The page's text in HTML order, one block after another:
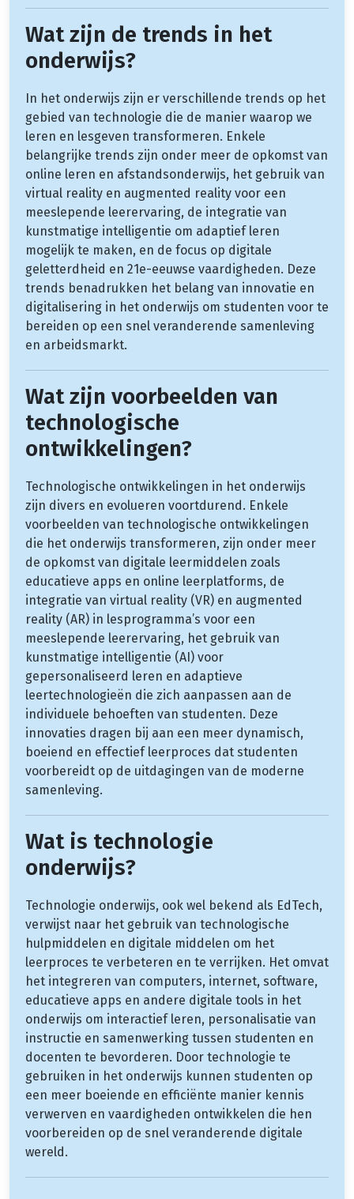
Wat zijn de trends in het
onderwijs?
In het onderwijs zijn er verschillende trends op het
gebied van technologie die de manier waarop we
leren en lesgeven transformeren. Enkele
belangrijke trends zijn onder meer de opkomst van
online leren en afstandsonderwijs, het gebruik van
virtual reality en augmented reality voor een
meeslepende leerervaring, de integratie van
kunstmatige intelligentie om adaptief leren
mogelijk te maken, en de focus op digitale
geletterdheid en 21e-eeuwse vaardigheden. Deze
trends benadrukken het belang van innovatie en
digitalisering in het onderwijs om studenten voor te
bereiden op een snel veranderende samenleving
en arbeidsmarkt.
Wat zijn voorbeelden van
technologische
ontwikkelingen?
Technologische ontwikkelingen in het onderwijs
zijn divers en evolueren voortdurend. Enkele
voorbeelden van technologische ontwikkelingen
die het onderwijs transformeren, zijn onder meer
de opkomst van digitale leermiddelen zoals
educatieve apps en online leerplatforms, de
integratie van virtual reality (VR) en augmented
reality (AR) in lesprogramma’s voor een
meeslepende leerervaring, het gebruik van
kunstmatige intelligentie (AI) voor
gepersonaliseerd leren en adaptieve
leertechnologieën die zich aanpassen aan de
individuele behoeften van studenten. Deze
innovaties dragen bij aan een meer dynamisch,
boeiend en effectief leerproces dat studenten
voorbereidt op de uitdagingen van de moderne
samenleving.
Wat is technologie
onderwijs?
Technologie onderwijs, ook wel bekend als EdTech,
verwijst naar het gebruik van technologische
hulpmiddelen en digitale middelen om het
leerproces te verbeteren en te verrijken. Het omvat
het integreren van computers, internet, software,
educatieve apps en andere digitale tools in het
onderwijs om interactief leren, personalisatie van
instructie en samenwerking tussen studenten en
docenten te bevorderen. Door technologie te
gebruiken in het onderwijs kunnen studenten op
een meer boeiende en efficiënte manier kennis
verwerven en vaardigheden ontwikkelen die hen
voorbereiden op de snel veranderende digitale
wereld.